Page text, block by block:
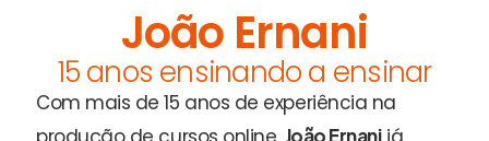
João Ernani
15 anos ensinando a ensinar
Com mais de 15 anos de experiência na
João Ernani